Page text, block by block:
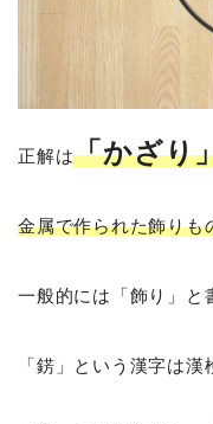
正解は「かざり
金属で作られた飾りも
一般的には「飾り」と
「錺」という漢字は漢